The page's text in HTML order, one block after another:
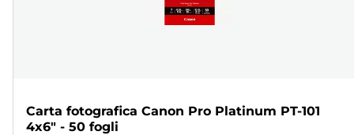
Carta fotografica Canon Pro Platinum PT-101
4x6" - 50 fogli